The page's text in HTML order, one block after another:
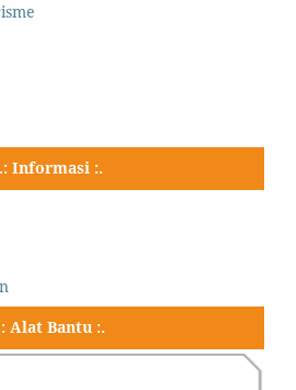
.: Informasi :.
Alat Bantu :.